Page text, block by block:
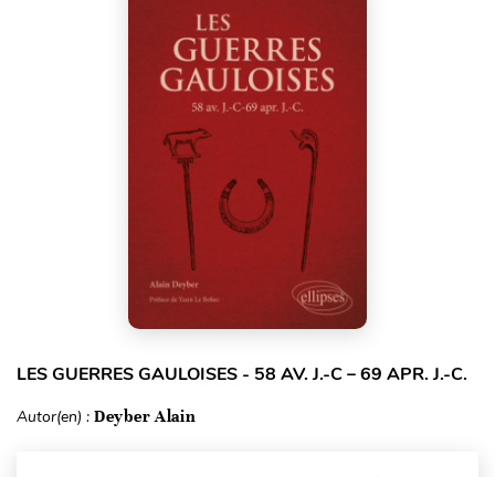
LES GUERRES GAULOISES - 58 AV. J.-C – 69 APR. J.-C.
Autor(en) : Deyber Alain